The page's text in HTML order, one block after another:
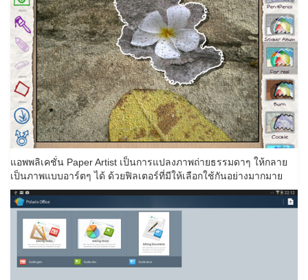
แอพพลิเคชั่น Paper Artist เป็นการแปลงภาพถ่ายธรรมดาๆ ให้กลาย
เป็นภาพแบบอาร์ตๆ ได้ ด้วยฟิลเตอร์ที่มีให้เลือกใช้กันอย่างมากมาย